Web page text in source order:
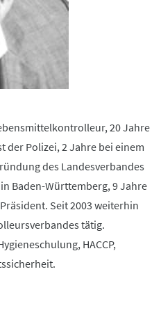
20 Jahre
Polizei, 2 Jahre bei einem
des Landesverbandes
Baden-Württemberg, 9 Jahre
Seit 2003 weiterhin
tätig.
HACCP,